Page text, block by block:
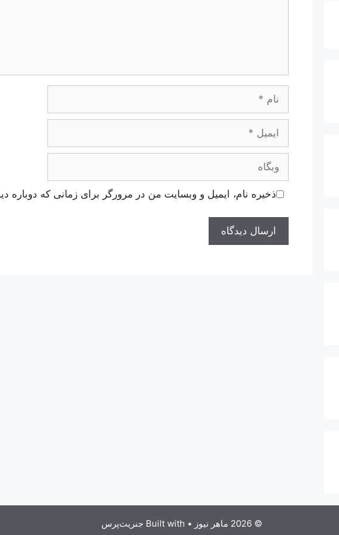
ایمیل
وبگاه
ذخیره نام، ایمیل و وبسایت من در مرورگر برای زمانی که دوباره
© 2026 ماهر نیوز • Built with جنریت‌پرس